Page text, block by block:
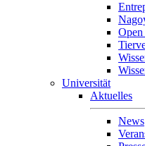
Open
Universität
Aktuelles
News